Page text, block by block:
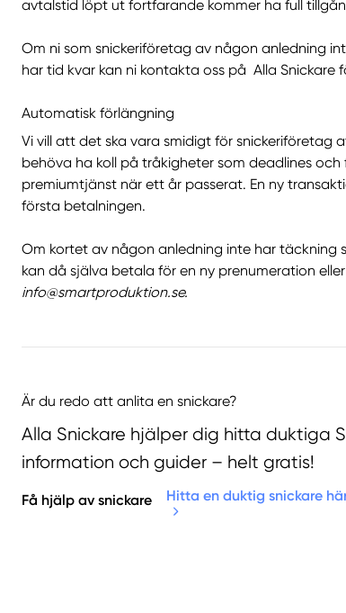
avtalstid löpt ut fortfarande kommer ha full
Om ni som snickeriföretag av någon anledning
har tid kvar kan ni kontakta oss på Alla
Automatisk förlängning
Vi vill att det ska vara smidigt för snickeriföretag
behöva ha koll på tråkigheter som deadlines
premiumtjänst när ett år passerat. En ny
första betalningen.
Om kortet av någon anledning inte har täckning
kan då själva betala för en ny prenumeration
info@smartproduktion.se.
Är du redo att anlita en snickare?
Alla Snickare hjälper dig hitta duktiga
information och guider – helt gratis!
Få hjälp av snickare Hitta en duktig snickare